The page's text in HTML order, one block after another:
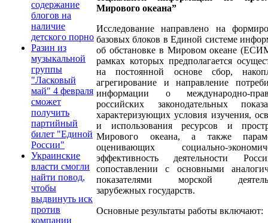
содержание
блогов на
наличие
детского порно
Разин из
музыкальной
группы
"Ласковый
май" 4 февраля
сможет
получить
партийный
билет "Единой
России"
Украинские
власти смогли
найти повод,
чтобы
выдвинуть иск
против
компании
Мирового океана”
Исследование направлено на
базовых блоков в Единой системе
об обстановке в Мировом океане
рамках которых предполагается
на постоянной основе сбор,
агрегирование и направление
информации о международно-
российских законодательных
характеризующих условия изучения,
и использования ресурсов и
Мирового океана, а также
оценивающих социально-
эффективность деятельности
сопоставлении с основными
показателями морской
зарубежных государств.
Основные результаты работы включают: